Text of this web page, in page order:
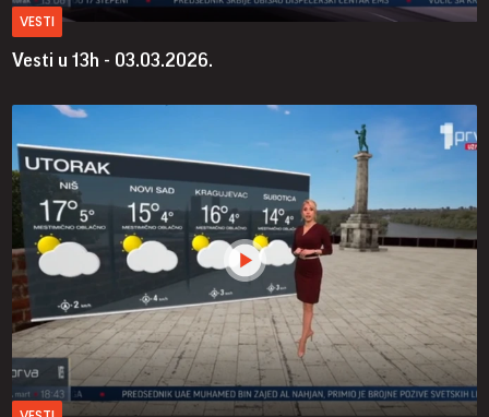
VESTI
Vesti u 13h - 03.03.2026.